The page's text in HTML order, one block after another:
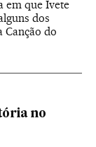
em que Ivete
dos
Canção do
no